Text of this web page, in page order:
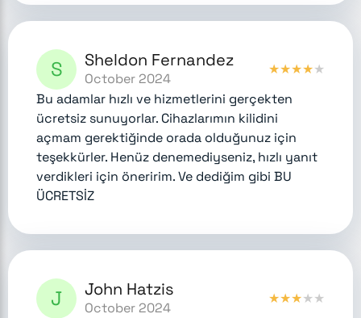
S Sheldon Fernandez
October 2024
★★★★★
Bu adamlar hızlı ve hizmetlerini gerçekten
ücretsiz sunuyorlar. Cihazlarımın kilidini
açmam gerektiğinde orada olduğunuz için
teşekkürler. Henüz denemediyseniz, hızlı yanıt
verdikleri için öneririm. Ve dediğim gibi BU
ÜCRETSİZ
J John Hatzis
October 2024
★★★★★